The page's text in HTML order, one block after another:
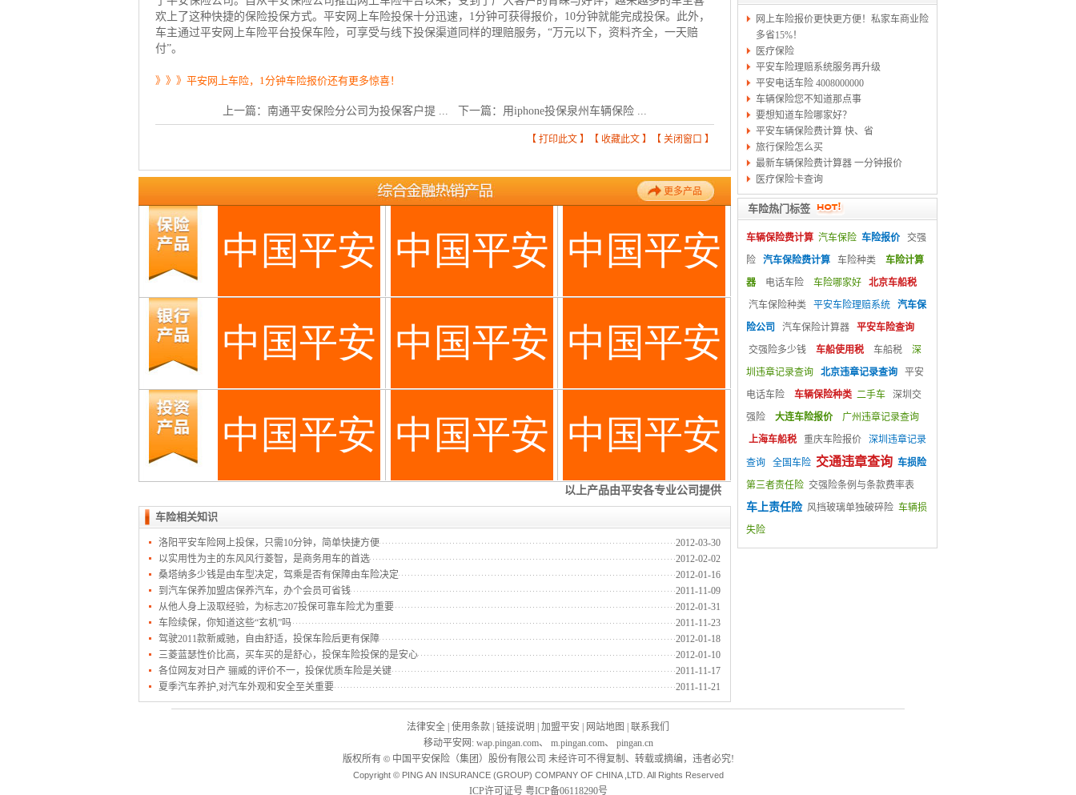
网上车险报价更快更方便！私家车商业险
多省15%！
医疗保险
平安车险理赔系统服务再升级
平安电话车险 4008000000
车辆保险您不知道那点事
要想知道车险哪家好？
平安车辆保险费计算 快、省
旅行保险怎么买
最新车辆保险费计算器 一分钟报价
医疗保险卡查询
车险热门标签
车辆保险费计算 汽车保险 车险报价
交强
险
汽车保险费计算 车险种类
车险计算
器
电话车险 车险哪家好
北京车船税
汽车保险种类
平安车险理赔系统
汽车保
险公司
汽车保险计算器
平安车险查询
交强险多少钱
车船使用税 车船税
深
圳违章记录查询
北京违章记录查询
平安
电话车险
车辆保险种类 二手车
深圳交
强险
大连车险报价
广州违章记录查询
上海车船税
重庆车险报价 深圳违章记录
查询 全国车险 交通违章查询 车损险
第三者责任险 交强险条例与条款费率表
车上责任险 风挡玻璃单独破碎险 车辆损
失险
欢上了这种快捷的保险投保方式。平安网上车险投保十分迅速，1分钟可获得报价，10分钟就能完成投保。此外，
车主通过平安网上车险平台投保车险，可享受与线下投保渠道同样的理赔服务，“万元以下，资料齐全，一天赔
付”。
》》》平安网上车险，1分钟车险报价还有更多惊喜！
上一篇： 南通平安保险分公司为投保客户提 ... 下一篇： 用iphone投保泉州车辆保险 ...
【 打印此文 】【 收藏此文 】【 关闭窗口 】
车险相关知识
洛阳平安车险网上投保，只需10分钟，简单快捷方便
2012-03-30
以实用性为主的东风风行菱智，是商务用车的首选
2012-02-02
桑塔纳多少钱是由车型决定，驾乘是否有保障由车险决定
2012-01-16
到汽车保养加盟店保养汽车，办个会员可省钱
2011-11-09
从他人身上汲取经验，为标志207投保可靠车险尤为重要
2012-01-31
车险续保，你知道这些“玄机”吗
2011-11-23
驾驶2011款新威驰，自由舒适，投保车险后更有保障
2012-01-18
三菱蓝瑟性价比高，买车买的是舒心，投保车险投保的是安心
2012-01-10
各位网友对日产 骊威的评价不一，投保优质车险是关键
2011-11-17
夏季汽车养护,对汽车外观和安全至关重要
2011-11-21
法律安全 使用条款 链接说明 加盟平安 网站地图
联系我们
移动平安网 : wap.pingan.com、 m.pingan.com、 pingan.cn
版权所有 ©中国平安保险（集团）股份有限公司 未经许可不得复制、转载或摘编，违者必究!
Copyright © PING AN INSURANCE (GROUP) COMPANY OF CHINA ,LTD. All Rights Reserved
ICP许可证号 粤ICP备06118290号